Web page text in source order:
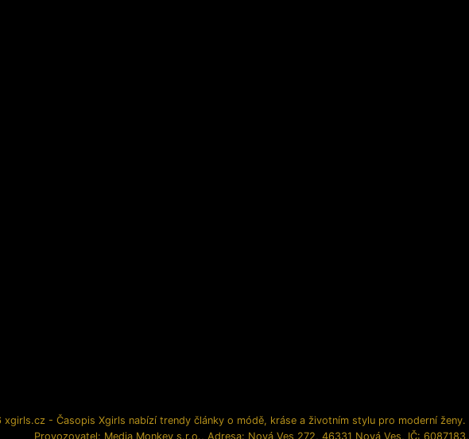
- Časopis Xgirls nabízí trendy články o módě, kráse a životním stylu pro moderní ženy.
Provozovatel: Media Monkey s.r.o., Adresa: Nová Ves 272, 46331 Nová Ves, IČ: